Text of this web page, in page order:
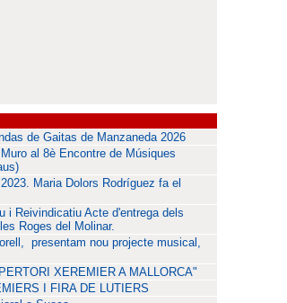
de Gaitas de Manzaneda 2026
al 8è Encontre de Músiques
Maria Dolors Rodríguez fa el
i Reivindicatiu Acte d'entrega dels
Roges del Molinar.
presentam nou projecte musical,
XEREMIER A MALLORCA"
I FIRA DE LUTIERS